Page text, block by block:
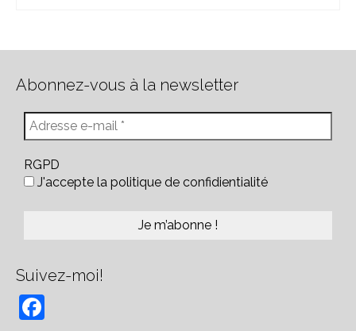
Abonnez-vous à la newsletter
RGPD
J'accepte la politique de confidientialité
Suivez-moi!